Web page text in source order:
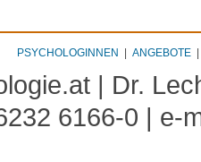
PSYCHOLOGINNEN | ANGEBOTE
| Dr.
6166-0 | e-